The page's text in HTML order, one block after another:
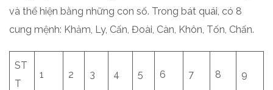
và thể hiện bằng những con số. Trong bát quái, có 8
cung mệnh: Khảm, Ly, Cấn, Đoài, Càn, Khôn, Tốn, Chấn.
ST
T
1 2 3 4 5 6 7 8 9